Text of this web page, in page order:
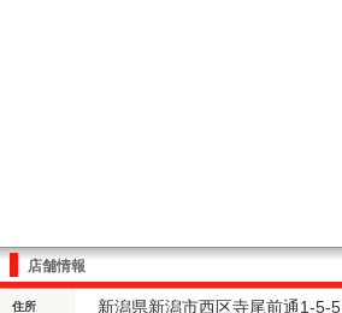
店舗情報
住所 新潟県新潟市西区寺尾前通1-5-5